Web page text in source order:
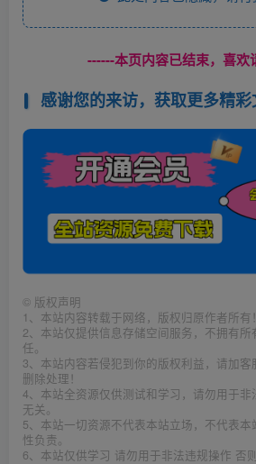
------本页内容已结束，喜欢
感谢您的来访，获取更多精彩
© 版权声明
1、本站内容转载于网络，版权归原作者所有！
2、本站仅提供信息存储空间服务，不拥有
任。
3、本站内容若侵犯到你的版权利益，请加
删除处理！
4、本站全资源仅供测试和学习，请勿用于
无关。
5、本站一切资源不代表本站立场，不代表
性负责。
6、本站仅供学习 请勿用于非法违规操作 否